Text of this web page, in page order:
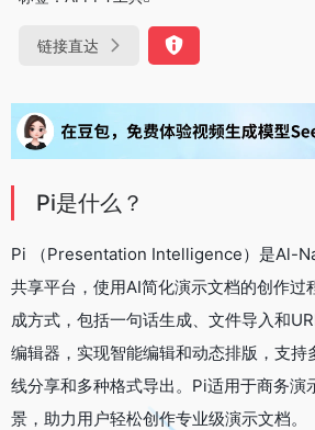
链接直达
Pi是什么？
Pi （Presentation Intelligence）是Al-
共享平台，使用AI简化演示文档的创作过
成方式，包括一句话生成、文件导入和
编辑器，实现智能编辑和动态排版，支持
线分享和多种格式导出。Pi适用于商务演
景，助力用户轻松创作专业级演示文档。